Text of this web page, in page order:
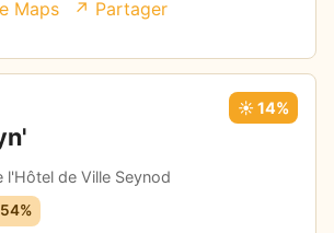
Maps ↗ Partager
l'Hôtel de Ville Seynod
☀️ 14%